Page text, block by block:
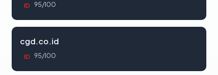
ID 95/100
cgd.co.id
ID 95/100